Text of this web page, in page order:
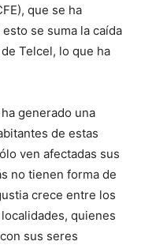
que se ha
se suma la caída
Telcel, lo que ha
generado una
de estas
ven afectadas sus
no tienen forma de
crece entre los
quienes
sus seres